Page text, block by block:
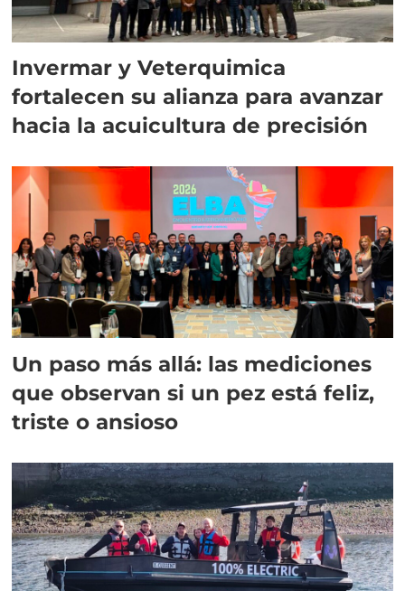
Invermar y Veterquimica
fortalecen su alianza para avanzar
hacia la acuicultura de precisión
Un paso más allá: las mediciones
que observan si un pez está feliz,
triste o ansioso